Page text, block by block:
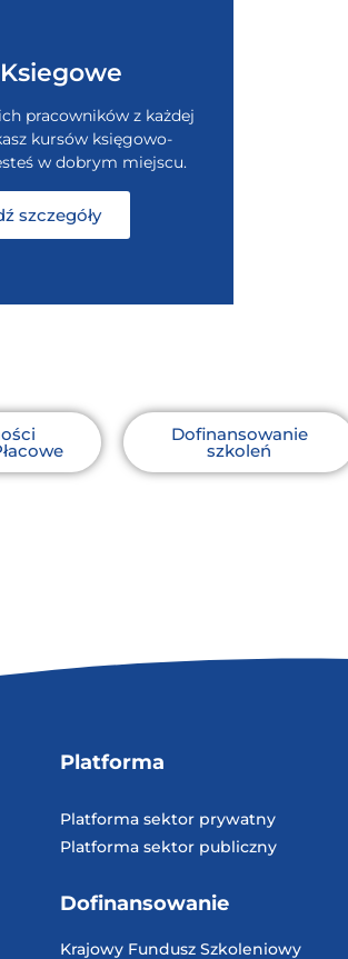
pracowników z każdej
kursów księgowo-
w dobrym miejscu.
szczegóły
Dofinansowanie
szkoleń
Platforma
Platforma sektor prywatny
Platforma sektor publiczny
Dofinansowanie
Krajowy Fundusz Szkoleniowy